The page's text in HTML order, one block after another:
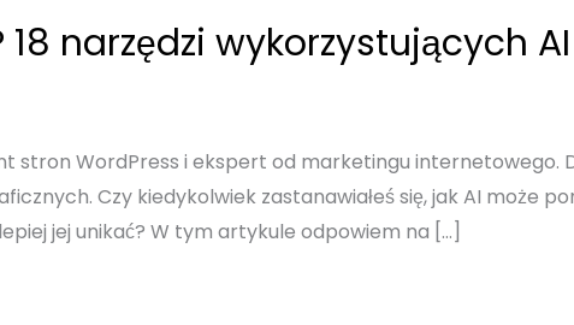
18 narzędzi wykorzystujących
stron WordPress i ekspert od marketingu internetowego.
Czy kiedykolwiek zastanawiałeś się, jak AI może
jej unikać? W tym artykule odpowiem na […]